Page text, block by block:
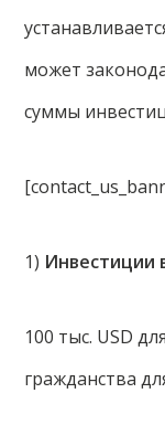
может
суммы
1) Инвестиции
100 тыс. USD
гражданства